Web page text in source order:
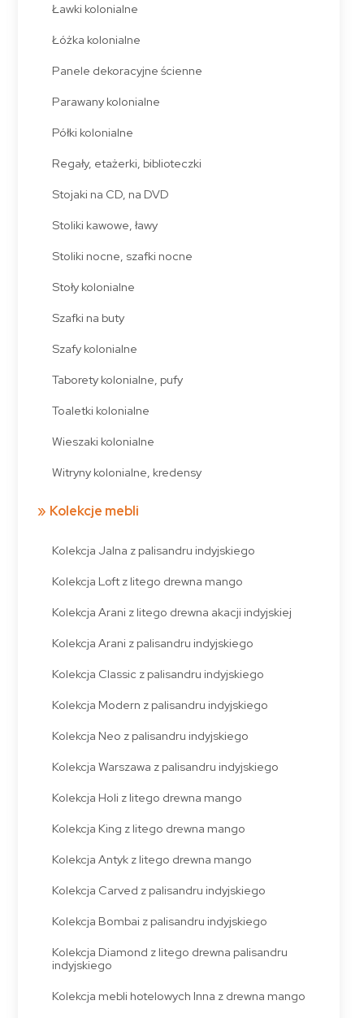
Ławki kolonialne
Łóżka kolonialne
Panele dekoracyjne ścienne
Parawany kolonialne
Półki kolonialne
Regały, etażerki, biblioteczki
Stojaki na CD, na DVD
Stoliki kawowe, ławy
Stoliki nocne, szafki nocne
Stoły kolonialne
Szafki na buty
Szafy kolonialne
Taborety kolonialne, pufy
Toaletki kolonialne
Wieszaki kolonialne
Witryny kolonialne, kredensy
Kolekcje mebli
Kolekcja Jalna z palisandru indyjskiego
Kolekcja Loft z litego drewna mango
Kolekcja Arani z litego drewna akacji indyjskiej
Kolekcja Arani z palisandru indyjskiego
Kolekcja Classic z palisandru indyjskiego
Kolekcja Modern z palisandru indyjskiego
Kolekcja Neo z palisandru indyjskiego
Kolekcja Warszawa z palisandru indyjskiego
Kolekcja Holi z litego drewna mango
Kolekcja King z litego drewna mango
Kolekcja Antyk z litego drewna mango
Kolekcja Carved z palisandru indyjskiego
Kolekcja Bombai z palisandru indyjskiego
Kolekcja Diamond z litego drewna palisandru
indyjskiego
Kolekcja mebli hotelowych Inna z drewna mango